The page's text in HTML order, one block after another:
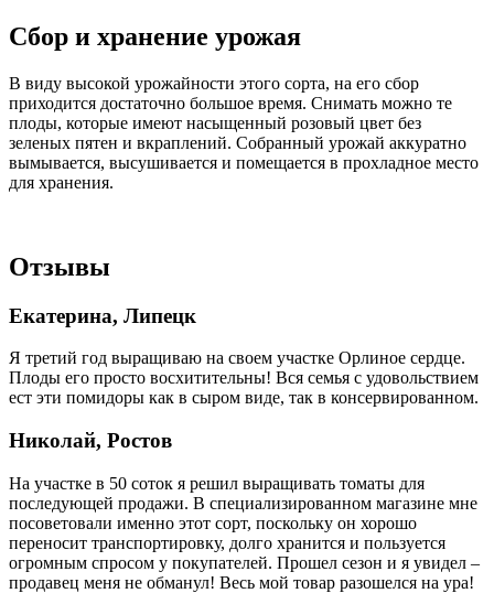
Сбор и хранение урожая
В виду высокой урожайности этого сорта, на его сбор
приходится достаточно большое время. Снимать можно те
плоды, которые имеют насыщенный розовый цвет без
зеленых пятен и вкраплений. Собранный урожай аккуратно
вымывается, высушивается и помещается в прохладное место
для хранения.
Отзывы
Екатерина, Липецк
Я третий год выращиваю на своем участке Орлиное сердце.
Плоды его просто восхитительны! Вся семья с удовольствием
ест эти помидоры как в сыром виде, так в консервированном.
Николай, Ростов
На участке в 50 соток я решил выращивать томаты для
последующей продажи. В специализированном магазине мне
посоветовали именно этот сорт, поскольку он хорошо
переносит транспортировку, долго хранится и пользуется
огромным спросом у покупателей. Прошел сезон и я увидел –
продавец меня не обманул! Весь мой товар разошелся на ура!